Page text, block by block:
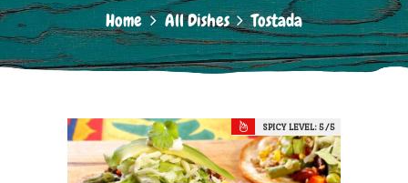
Home All Dishes Tostada
SPICY LEVEL: 5